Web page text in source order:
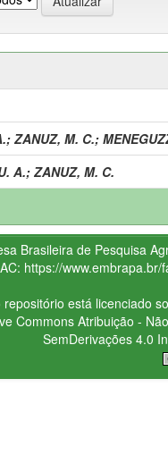
; ZANUZ, M. C.;
A.; ZANUZ, M. C.
Brasileira de Pesquisa
https://www.embrapa.br/
está licenciado
CommonsAtribuição -
SemDerivações 4.0